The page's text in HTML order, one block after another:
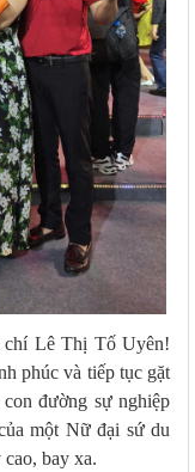
chí Lê Thị Tố Uyên!
phúc và tiếp tục gặt
đường sự nghiệp
một Nữ đại sứ du
bay xa.